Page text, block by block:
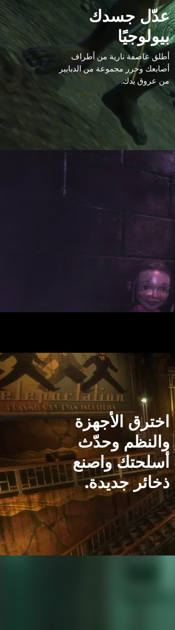
عدّل جسدك
بيولوجيًا
أطلق عاصفة نارية من أطراف
أصابعك وحرر مجموعة من الدبابير
من عروق يدك.
اخترق الأجهزة
والنظم وحدّث
أسلحتك واصنع
ذخائر جديدة.